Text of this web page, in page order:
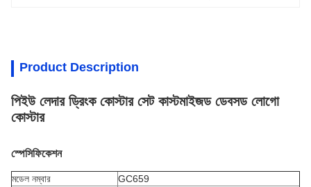
Product Description
পিইউ লেদার ড্রিংক কোস্টার সেট কাস্টমাইজড ডেবসড লোগো
কোস্টার
স্পেসিফিকেশন
মডেল নম্বার
GC659